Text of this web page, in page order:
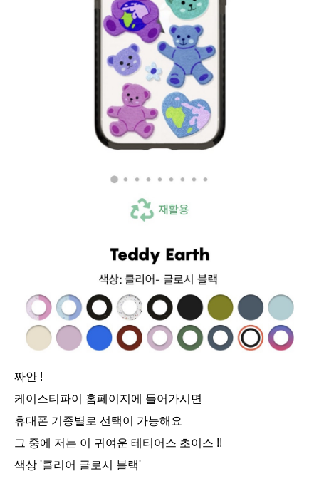
짜안 !
케이스티파이 홈페이지에 들어가시면
휴대폰 기종별로 선택이 가능해요
그 중에 저는 이 귀여운 테티어스 초이스 !!
색상 '클리어 글로시 블랙'